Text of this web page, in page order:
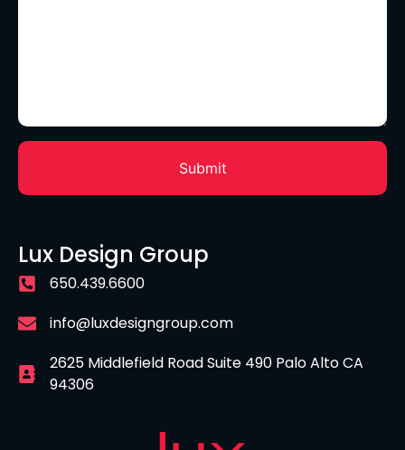
Lux Design Group
650.439.6600
info@luxdesigngroup.com
2625 Middlefield Road Suite 490 Palo Alto CA
94306